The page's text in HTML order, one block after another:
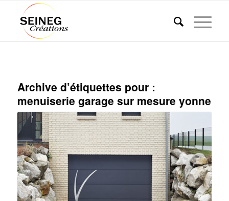
Archive d’étiquettes pour :
menuiserie garage sur mesure yonne